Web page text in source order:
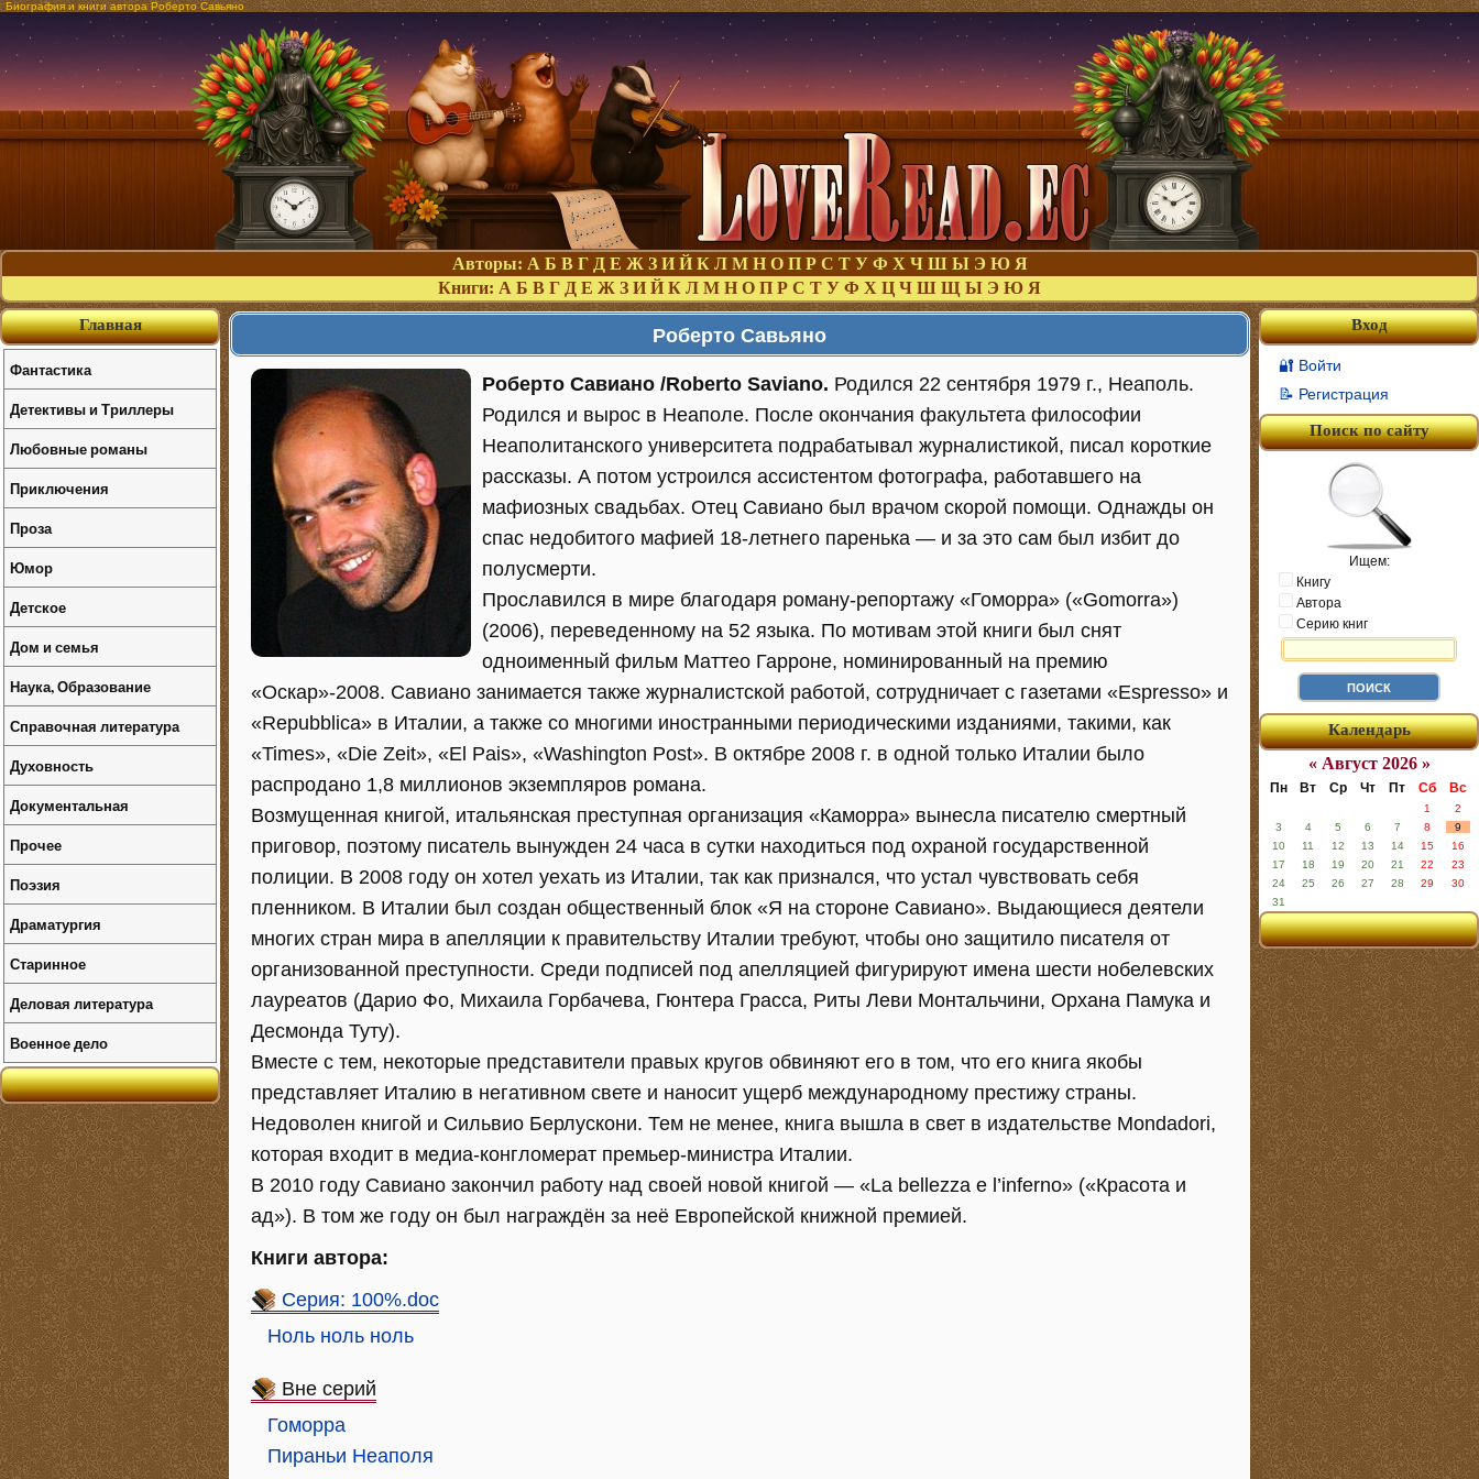
Биография и книги автора Роберто Савьяно
Авторы: А Б В Г Д Е Ж З И Й К Л М Н О П Р С Т У Ф Х Ч Ш Ы Э Ю Я
Книги: А Б В Г Д Е Ж З И Й К Л М Н О П Р С Т У Ф Х Ц Ч Ш Щ Ы Э Ю Я
Роберто Савьяно
Роберто Савиано /Roberto Saviano. Родился 22 сентября 1979 г., Неаполь.
Родился и вырос в Неаполе. После окончания факультета философии
Неаполитанского университета подрабатывал журналистикой, писал короткие
рассказы. А потом устроился ассистентом фотографа, работавшего на
мафиозных свадьбах. Отец Савиано был врачом скорой помощи. Однажды он
спас недобитого мафией 18-летнего паренька — и за это сам был избит до
полусмерти.
Прославился в мире благодаря роману-репортажу «Гоморра» («Gomorra»)
(2006), переведенному на 52 языка. По мотивам этой книги был снят
одноименный фильм Маттео Гарроне, номинированный на премию
«Оскар»-2008. Савиано занимается также журналистской работой, сотрудничает с газетами «Espresso» и
«Repubblica» в Италии, а также со многими иностранными периодическими изданиями, такими, как
«Times», «Die Zeit», «El Pais», «Washington Post». В октябре 2008 г. в одной только Италии было
распродано 1,8 миллионов экземпляров романа.
Возмущенная книгой, итальянская преступная организация «Каморра» вынесла писателю смертный
приговор, поэтому писатель вынужден 24 часа в сутки находиться под охраной государственной
полиции. В 2008 году он хотел уехать из Италии, так как признался, что устал чувствовать себя
пленником. В Италии был создан общественный блок «Я на стороне Савиано». Выдающиеся деятели
многих стран мира в апелляции к правительству Италии требуют, чтобы оно защитило писателя от
организованной преступности. Среди подписей под апелляцией фигурируют имена шести нобелевских
лауреатов (Дарио Фо, Михаила Горбачева, Гюнтера Грасса, Риты Леви Монтальчини, Орхана Памука и
Десмонда Туту).
Вместе с тем, некоторые представители правых кругов обвиняют его в том, что его книга якобы
представляет Италию в негативном свете и наносит ущерб международному престижу страны.
Недоволен книгой и Сильвио Берлускони. Тем не менее, книга вышла в свет в издательстве Mondadori,
которая входит в медиа-конгломерат премьер-министра Италии.
В 2010 году Савиано закончил работу над своей новой книгой — «La bellezza e l’inferno» («Красота и
ад»). В том же году он был награждён за неё Европейской книжной премией.
Книги автора:
Серия: 100%.doc
Ноль ноль ноль
Вне серий
Гоморра
Пираньи Неаполя
Вход
🔐 Войти
📝 Регистрация
Поиск по сайту
Ищем:
Книгу
Автора
Серию книг
Календарь
« Август 2026 »
Пн Вт Ср Чт Пт Сб Вс
1
2
3
4 5 6 7 8
9
10
11 12 13 14 15
16
17
18 19 20 21 22
23
24
25 26 27 28 29
30
31
Главная
Фантастика
Детективы и Триллеры
Любовные романы
Приключения
Проза
Юмор
Детское
Дом и семья
Наука, Образование
Справочная литература
Духовность
Документальная
Прочее
Поэзия
Драматургия
Старинное
Деловая литература
Военное дело